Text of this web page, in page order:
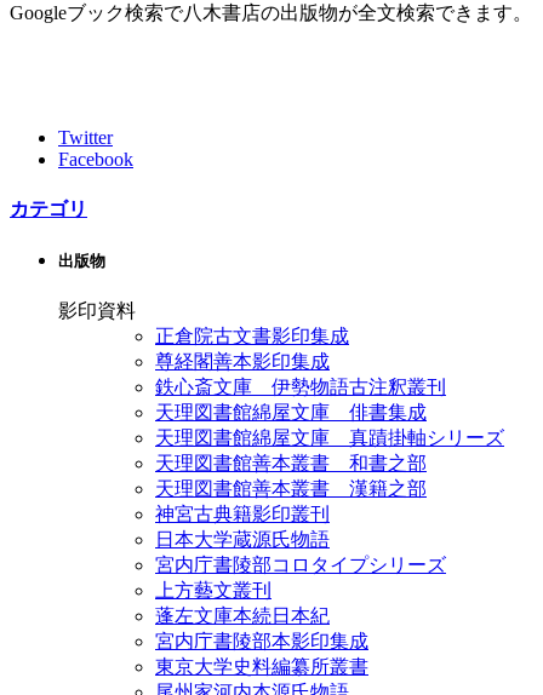
Googleブック検索で八木書店の出版物が全文検索できます。
Twitter
Facebook
カテゴリ
出版物
影印資料
正倉院古文書影印集成
尊経閣善本影印集成
鉄心斎文庫 伊勢物語古注釈叢刊
天理図書館綿屋文庫 俳書集成
天理図書館綿屋文庫 真蹟掛軸シリーズ
天理図書館善本叢書 和書之部
天理図書館善本叢書 漢籍之部
神宮古典籍影印叢刊
日本大学蔵源氏物語
宮内庁書陵部コロタイプシリーズ
上方藝文叢刊
蓬左文庫本続日本紀
宮内庁書陵部本影印集成
東京大学史料編纂所叢書